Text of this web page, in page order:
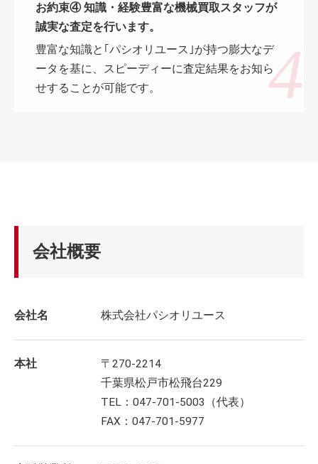
お約束④ 知識・経験豊富な機械買取スタッフが
誠実な査定を行います。
豊富な知識と｢パシオリユース｣が持つ膨大なデ
ータを基に、スピーディーに査定結果をお知ら
せすることが可能です。
会社概要
会社名 株式会社パシオリユース
本社
〒270-2214
千葉県松戸市松飛台229
TEL：047-701-5003（代表）
FAX：047-701-5977